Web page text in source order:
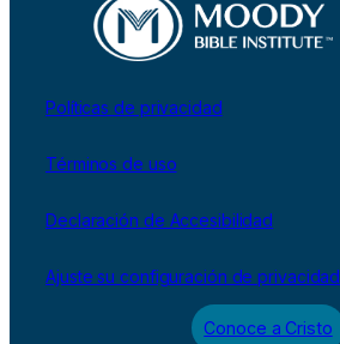
Políticas de privacidad
Términos de uso
Declaración de Accesibilidad
Ajuste su configuración de privacidad
Conoce a Cristo